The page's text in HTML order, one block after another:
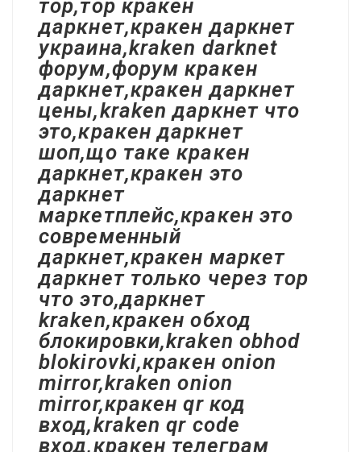
тор,тор кракен
даркнет,кракен даркнет
украина,kraken darknet
форум,форум кракен
даркнет,кракен даркнет
цены,kraken даркнет что
это,кракен даркнет
шоп,що таке кракен
даркнет,кракен это
даркнет
маркетплейс,кракен это
современный
даркнет,кракен маркет
даркнет только через тор
что это,даркнет
kraken,кракен обход
блокировки,kraken obhod
blokirovki,кракен onion
mirror,kraken onion
mirror,кракен qr код
вход,kraken qr code
вход,кракен телеграм